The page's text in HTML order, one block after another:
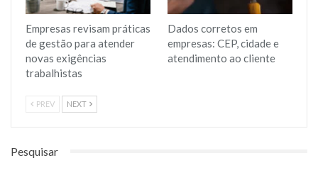
Empresas revisam práticas
de gestão para atender
novas exigências
trabalhistas
Dados corretos em
empresas: CEP, cidade e
atendimento ao cliente
PREV NEXT
Pesquisar